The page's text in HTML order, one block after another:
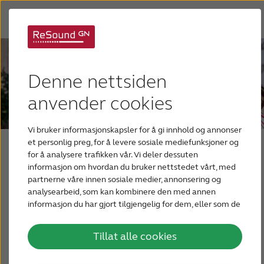
Denne nettsiden
anvender cookies
Vi bruker informasjonskapsler for å gi innhold og annonser
et personlig preg, for å levere sosiale mediefunksjoner og
for å analysere trafikken vår. Vi deler dessuten
informasjon om hvordan du bruker nettstedet vårt, med
partnerne våre innen sosiale medier, annonsering og
analysearbeid, som kan kombinere den med annen
informasjon du har gjort tilgjengelig for dem, eller som de
Tillat alle cookies
Blogg for fagfolk
Blogg for fagfolk